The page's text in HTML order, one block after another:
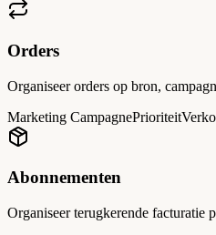
Orders
Organiseer orders op bron,
Marketing CampagnePrioriteit
Abonnementen
Organiseer terugkerende facturatie